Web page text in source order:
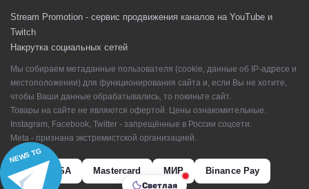
Светлая
NEWS TG
Stream Promotion - сервис продвижения каналов на YouTube и
Twitch
Накрутка социальных сетей
Мы собираем метаданные пользователя (cookie, данные об IP-адресе и
местоположении) для функционирования сайта и, если Вы не хотите,
чтобы Ваши данные обрабатывались, то покиньте сайт.
Товары на сайте не являются офертой. Цены ознакомительные.
Instagram, Facebook, Twitter - запрещённые в России соцсети.
Meta - признана экстремистской организацией.
VISA Mastercard МИР Binance Pay